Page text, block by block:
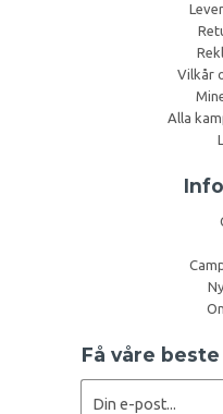
Vilkår
Alla
Få våre